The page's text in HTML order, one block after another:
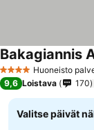
4 Tähtiluokitus
Huoneisto
Bakagiannis
9,6 Loistava 170
Valitse päivät